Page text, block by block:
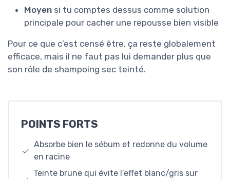
Moyen si tu comptes dessus comme solution
principale pour cacher une repousse bien visible
Pour ce que c’est censé être, ça reste globalement
efficace, mais il ne faut pas lui demander plus que
son rôle de shampoing sec teinté.
POINTS FORTS
Absorbe bien le sébum et redonne du volume
en racine
Teinte brune qui évite l’effet blanc/gris sur